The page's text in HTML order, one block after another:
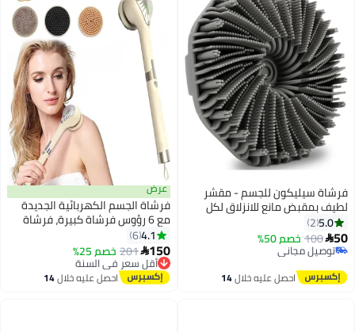
- مقشر
لكل
خلال14
عرض
فرشاة الجسم الكهربائية الجديدة
مع 6 رؤوس فرشاة كبيرة، فرشاة
استحمام غاطسة قابلة لإعادة
الشحن بمقبض طويل، فرشاة
استحمام للتنظيف العميق بضبط 3
سرعات
أقل سعر في السنة
أقل سعر في السنة
احصل عليه خلال14
اغسطس